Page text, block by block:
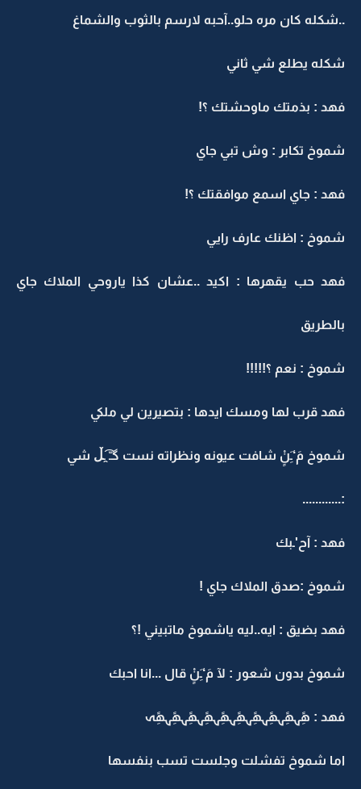
..شكله كان مره حلو..آحبه ﻻرسم بالثوب والشماغ
شكله يطلع شي ثاني
فهد : بذمتك ماوحشتك ؟!
شموخ تكابر : وش تبي جاي
فهد : جاي اسمع موافقتك ؟!
شموخ : اظنك عارف رايي
فهد حب يقهرها : اكيد ..عشان كذا ياروحي الملاك جاي
بالطريق
شموخ : نعم ؟!!!!!
فهد قرب لها ومسك ايدها : بتصيرين لي ملكي
شموخ مَ‘ـَِنٍْ شافت عيونه ونظراته نست ‏گـّ ̯͡ـڵ شي
:............
فهد : آح'ـبك
شموخ :صدق الملاك جاي !
فهد بضيق : ايه..ليه ياشموخ ماتبيني !؟
شموخ بدون شعور : ﻵ مَ‘ـَِنٍْ قال ...انا احبك
فهد : هًِہهًِہهًِہهًِہهًِہهًِہهًِہهًِہهًِہهًِہ
اما شموخ تفشلت وجلست تسب بنفسها